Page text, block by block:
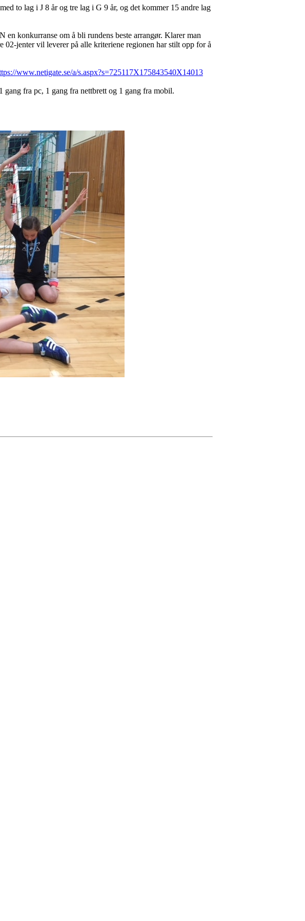
to lag i J 8 år og tre lag i G 9 år, og det kommer 15 andre lag
en konkurranse om å bli rundens beste arrangør. Klarer man
jenter vil leverer på alle kriteriene regionen har stilt opp for å
www.netigate.se/a/s.aspx?s=725117X175843540X14013
gang fra pc, 1 gang fra nettbrett og 1 gang fra mobil.